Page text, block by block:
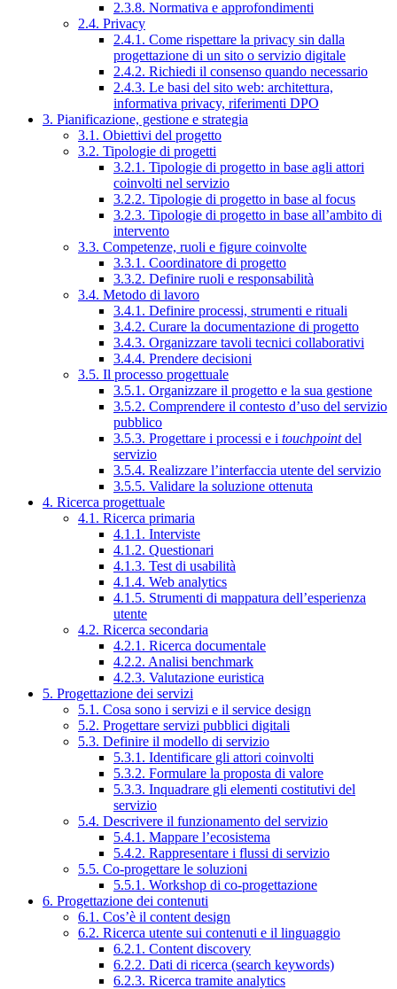
2.3.8. Normativa e approfondimenti
2.4. Privacy
2.4.1. Come rispettare la privacy sin dalla
progettazione di un sito o servizio digitale
2.4.2. Richiedi il consenso quando necessario
2.4.3. Le basi del sito web: architettura,
informativa privacy, riferimenti DPO
3. Pianificazione, gestione e strategia
3.1. Obiettivi del progetto
3.2. Tipologie di progetti
3.2.1. Tipologie di progetto in base agli attori
coinvolti nel servizio
3.2.2. Tipologie di progetto in base al focus
3.2.3. Tipologie di progetto in base all’ambito di
intervento
3.3. Competenze, ruoli e figure coinvolte
3.3.1. Coordinatore di progetto
3.3.2. Definire ruoli e responsabilità
3.4. Metodo di lavoro
3.4.1. Definire processi, strumenti e rituali
3.4.2. Curare la documentazione di progetto
3.4.3. Organizzare tavoli tecnici collaborativi
3.4.4. Prendere decisioni
3.5. Il processo progettuale
3.5.1. Organizzare il progetto e la sua gestione
3.5.2. Comprendere il contesto d’uso del servizio
pubblico
3.5.3. Progettare i processi e i touchpointdel
servizio
3.5.4. Realizzare l’interfaccia utente del servizio
3.5.5. Validare la soluzione ottenuta
4. Ricerca progettuale
4.1. Ricerca primaria
4.1.1. Interviste
4.1.2. Questionari
4.1.3. Test di usabilità
4.1.4. Web analytics
4.1.5. Strumenti di mappatura dell’esperienza
utente
4.2. Ricerca secondaria
4.2.1. Ricerca documentale
4.2.2. Analisi benchmark
4.2.3. Valutazione euristica
5. Progettazione dei servizi
5.1. Cosa sono i servizi e il service design
5.2. Progettare servizi pubblici digitali
5.3. Definire il modello di servizio
5.3.1. Identificare gli attori coinvolti
5.3.2. Formulare la proposta di valore
5.3.3. Inquadrare gli elementi costitutivi del
servizio
5.4. Descrivere il funzionamento del servizio
5.4.1. Mappare l’ecosistema
5.4.2. Rappresentare i flussi di servizio
5.5. Co-progettare le soluzioni
5.5.1. Workshop di co-progettazione
6. Progettazione dei contenuti
6.1. Cos’è il content design
6.2. Ricerca utente sui contenuti e il linguaggio
6.2.1. Content discovery
6.2.2. Dati di ricerca (search keywords)
6.2.3. Ricerca tramite analytics